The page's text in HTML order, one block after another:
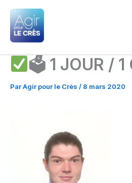
Aller
contenu
🗳 1 JOUR / 1
ParAgir pour le Crès / 8 mars 2020